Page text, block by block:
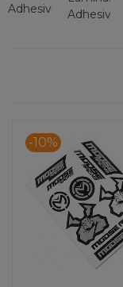
Adhesivos
Adhesivos
-10%